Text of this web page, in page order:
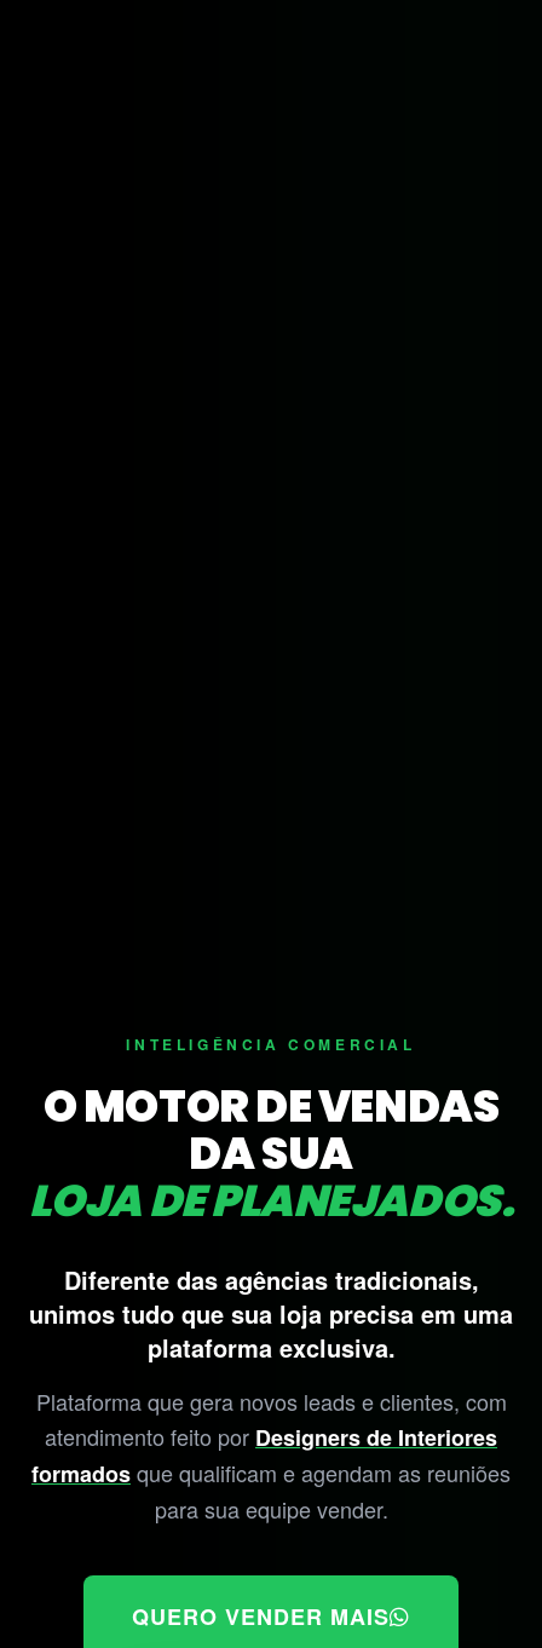
INTELIGÊNCIA COMERCIAL
O MOTOR DE VENDAS
DA SUA
LOJA DE PLANEJADOS.
Diferente das agências tradicionais,
unimos tudo que sua loja precisa em uma
plataforma exclusiva.
Plataforma que gera novos leads e clientes, com
atendimento feito por Designers de Interiores
formadosque qualificam e agendam as reuniões
para sua equipe vender.
QUERO VENDER MAIS